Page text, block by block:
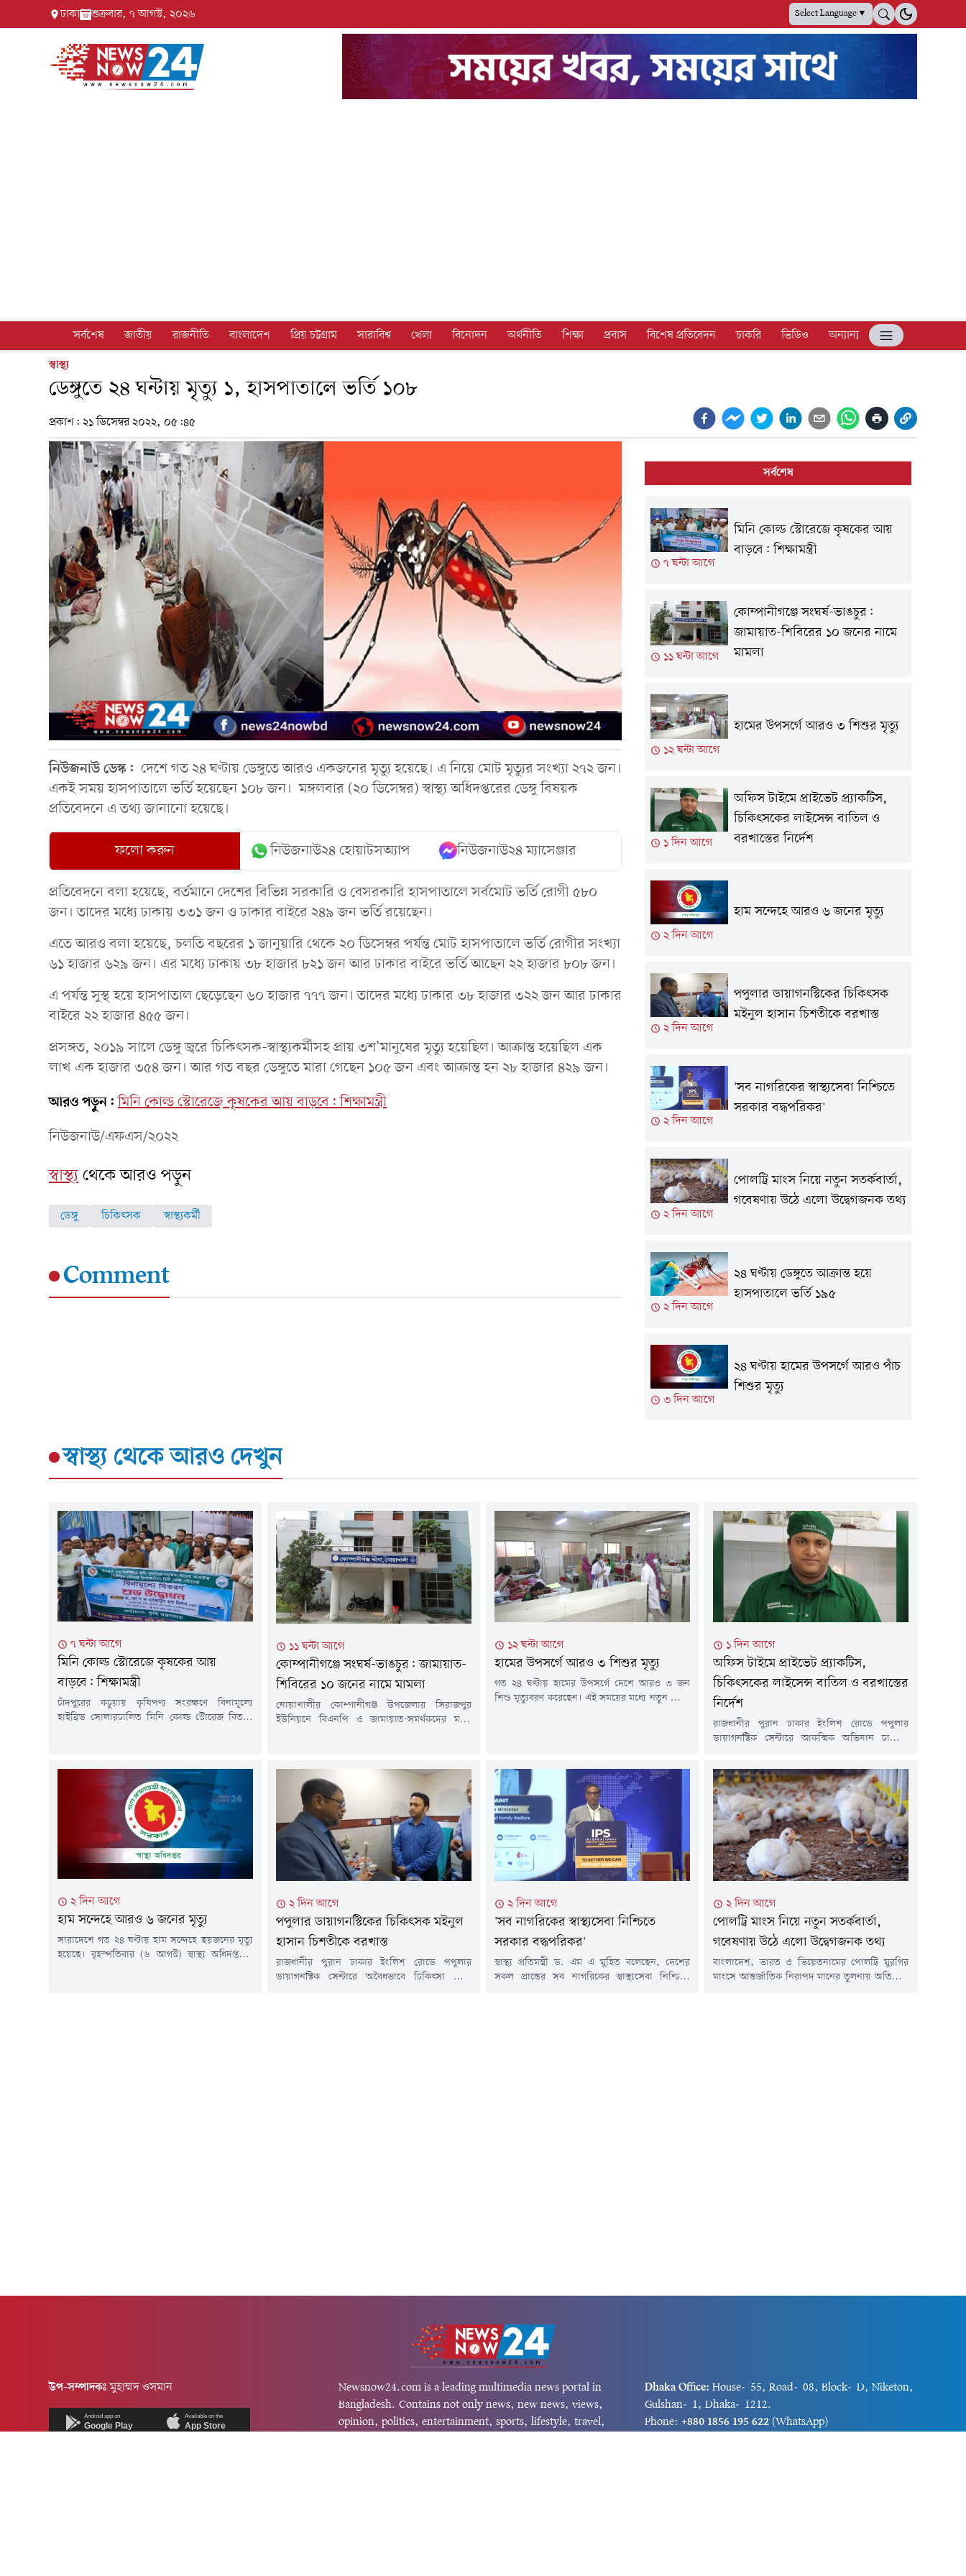
ঢাকা শুক্রবার, ৭ আগস্ট, ২০২৬ Select Language▼
সর্বশেষ জাতীয় রাজনীতি বাংলাদেশ প্রিয় চট্টগ্রাম সারাবিশ্ব খেলা বিনোদন অর্থনীতি শিক্ষা প্রবাস বিশেষ প্রতিবেদন চাকরি ভিডিও
অন্যান্য
স্বাস্থ্য
ডেঙ্গুতে ২৪ ঘন্টায় মৃত্যু ১, হাসপাতালে ভর্তি ১০৮
প্রকাশ: ২১ ডিসেম্বর ২০২২, ০৫:৪৫
নিউজনাউ ডেস্ক: দেশে গত ২৪ ঘণ্টায় ডেঙ্গুতে আরও একজনের মৃত্যু হয়েছে। এ নিয়ে মোট মৃত্যুর সংখ্যা ২৭২ জন।
একই সময় হাসপাতালে ভর্তি হয়েছেন ১০৮ জন। মঙ্গলবার (২০ ডিসেম্বর) স্বাস্থ্য অধিদপ্তরের ডেঙ্গু বিষয়ক
প্রতিবেদনে এ তথ্য জানানো হয়েছে।
ফলো করুন নিউজনাউ২৪ হোয়াটসঅ্যাপ নিউজনাউ২৪ ম্যাসেঞ্জার
প্রতিবেদনে বলা হয়েছে, বর্তমানে দেশের বিভিন্ন সরকারি ও বেসরকারি হাসপাতালে সর্বমোট ভর্তি রোগী ৫৮০
জন। তাদের মধ্যে ঢাকায় ৩৩১ জন ও ঢাকার বাইরে ২৪৯ জন ভর্তি রয়েছেন।
এতে আরও বলা হয়েছে, চলতি বছরের ১ জানুয়ারি থেকে ২০ ডিসেম্বর পর্যন্ত মোট হাসপাতালে ভর্তি রোগীর সংখ্যা
৬১ হাজার ৬২৯ জন। এর মধ্যে ঢাকায় ৩৮ হাজার ৮২১ জন আর ঢাকার বাইরে ভর্তি আছেন ২২ হাজার ৮০৮ জন।
এ পর্যন্ত সুস্থ হয়ে হাসপাতাল ছেড়েছেন ৬০ হাজার ৭৭৭ জন। তাদের মধ্যে ঢাকার ৩৮ হাজার ৩২২ জন আর ঢাকার
বাইরে ২২ হাজার ৪৫৫ জন।
প্রসঙ্গত, ২০১৯ সালে ডেঙ্গু জ্বরে চিকিৎসক-স্বাস্থ্যকর্মীসহ প্রায় ৩শ’মানুষের মৃত্যু হয়েছিল। আক্রান্ত হয়েছিল এক
লাখ এক হাজার ৩৫৪ জন। আর গত বছর ডেঙ্গুতে মারা গেছেন ১০৫ জন এবং আক্রান্ত হন ২৮ হাজার ৪২৯ জন।
আরও পড়ুন: মিনি কোল্ড স্টোরেজে কৃষকের আয় বাড়বে: শিক্ষামন্ত্রী
নিউজনাউ/এফএস/২০২২
স্বাস্থ্যথেকে আরও পড়ুন
ডেঙ্গু চিকিৎসক স্বাস্থ্যকর্মী
Comment
সর্বশেষ
৭ ঘন্টা আগে
মিনি কোল্ড স্টোরেজে কৃষকের আয়
বাড়বে: শিক্ষামন্ত্রী
১১ ঘন্টা আগে
কোম্পানীগঞ্জে সংঘর্ষ-ভাঙচুর:
জামায়াত-শিবিরের ১০ জনের নামে
মামলা
১২ ঘন্টা আগে
হামের উপসর্গে আরও ৩ শিশুর মৃত্যু
১ দিন আগে
অফিস টাইমে প্রাইভেট প্র্যাকটিস,
চিকিৎসকের লাইসেন্স বাতিল ও
বরখাস্তের নির্দেশ
২ দিন আগে
হাম সন্দেহে আরও ৬ জনের মৃত্যু
২ দিন আগে
পপুলার ডায়াগনস্টিকের চিকিৎসক
মইনুল হাসান চিশতীকে বরখাস্ত
২ দিন আগে
'সব নাগরিকের স্বাস্থ্যসেবা নিশ্চিতে
সরকার বদ্ধপরিকর'
২ দিন আগে
পোলট্রি মাংস নিয়ে নতুন সতর্কবার্তা,
গবেষণায় উঠে এলো উদ্বেগজনক তথ্য
২ দিন আগে
২৪ ঘণ্টায় ডেঙ্গুতে আক্রান্ত হয়ে
হাসপাতালে ভর্তি ১৯৫
৩ দিন আগে
২৪ ঘণ্টায় হামের উপসর্গে আরও পাঁচ
শিশুর মৃত্যু
স্বাস্থ্য থেকে আরও দেখুন
৭ ঘন্টা আগে
মিনি কোল্ড স্টোরেজে কৃষকের আয়
বাড়বে: শিক্ষামন্ত্রী
চাঁদপুরের কচুয়ায় কৃষিপণ্য সংরক্ষণে বিনামূল্যে
হাইব্রিড সোলারচালিত মিনি কোল্ড স্টোরেজ বিতরণ
আয় বৃদ্ধিতে গুরুত্বপূর্ণ ভূমিকা রাখবে বলে মন্তব্য
করেছেন শিক্ষা, প্রাথমিক ও গণশিক্ষা মন্ত্রী ড. আ ন ম
এহসানুল হক মিলন।শুক্রবার বিকেলে...
১১ ঘন্টা আগে
কোম্পানীগঞ্জে সংঘর্ষ-ভাঙচুর: জামায়াত-
শিবিরের ১০ জনের নামে মামলা
নোয়াখালীর কোম্পানীগঞ্জ উপজেলার সিরাজপুর
ইউনিয়নে বিএনপি ও জামায়াত-সমর্থকদের মধ্যে
মামলা দায়ের করা হয়েছে।শুক্রবার সকালে
কোম্পানীগঞ্জ থানার ভারপ্রাপ্ত কর্মকর্তা (ওসি)
মোহাম্মদ নুরুল হাকিম বিষয়টি নিশ্চিত করেন।
মামলার বাদী হয়েছেন স্থানীয়...
১২ ঘন্টা আগে
হামের উপসর্গে আরও ৩ শিশুর মৃত্যু
গত ২৪ ঘণ্টায় হামের উপসর্গে দেশে আরও ৩ জন
শিশু মৃত্যুবরণ করেছেন। এই সময়ের মধ্যে নতুন রোগী
১ দিন আগে
অফিস টাইমে প্রাইভেট প্র্যাকটিস,
চিকিৎসকের লাইসেন্স বাতিল ও বরখাস্তের
নির্দেশ
রাজধানীর পুরান ঢাকার ইংলিশ রোডে পপুলার
ডায়াগনস্টিক সেন্টারে আকস্মিক অভিযান চালিয়ে
অভিযোগে নরসিংদীর বেলাব উপজেলা স্বাস্থ্য
কমপ্লেক্সের চিকিৎসক ডা. মইনুল হাসান চিশতীকে
হাতেনাতে শনাক্ত করেছেন স্বাস্থ্যমন্ত্রী সরদার মো.
সাখাওয়াত হোসেন। এ ঘটনায় ওই চিকিৎসকের
নিবন্ধন বাতিল এবং সরকারি চাকরি থেকে বরখাস্তের
নির্দেশ দিয়েছেন মন্ত্রী।বৃহস্পতিবার...
২ দিন আগে
হাম সন্দেহে আরও ৬ জনের মৃত্যু
সারাদেশে গত ২৪ ঘণ্টায় হাম সন্দেহে ছয়জনের মৃত্যু
হয়েছে। বৃহস্পতিবার (৬ আগস্ট) স্বাস্থ্য অধিদপ্তরের
২ দিন আগে
পপুলার ডায়াগনস্টিকের চিকিৎসক মইনুল
হাসান চিশতীকে বরখাস্ত
রাজধানীর পুরান ঢাকার ইংলিশ রোডে পপুলার
ডায়াগনস্টিক সেন্টারে অবৈধভাবে চিকিৎসা সেবা
২ দিন আগে
'সব নাগরিকের স্বাস্থ্যসেবা নিশ্চিতে
সরকার বদ্ধপরিকর'
স্বাস্থ্য প্রতিমন্ত্রী ড. এম এ মুহিত বলেছেন, দেশের
সকল প্রান্তের সব নাগরিকের স্বাস্থ্যসেবা নিশ্চিতে
২ দিন আগে
পোলট্রি মাংস নিয়ে নতুন সতর্কবার্তা,
গবেষণায় উঠে এলো উদ্বেগজনক তথ্য
বাংলাদেশ, ভারত ও ভিয়েতনামের পোলট্রি মুরগির
মাংসে আন্তর্জাতিক নিরাপদ মানের তুলনায় অতিরিক্ত
উপ-সম্পাদকঃমুহাম্মদ ওসমান
Android app on
Google Play
Available on the
App Store
Newsnow24.com is a leading multimedia news portal in
Bangladesh. Contains not only news, new news, views,
opinion, politics, entertainment, sports, lifestyle, travel,
Dhaka Office: House-55, Road-08, Block-D, Niketon,
Gulshan-1, Dhaka-1212.
Phone: +880 1856 195 622 (WhatsApp)